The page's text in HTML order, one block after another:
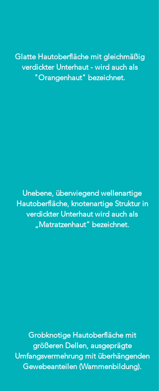
Glatte Hautoberfläche mit gleichmäßig
verdickter Unterhaut - wird auch als
"Orangenhaut" bezeichnet.
Unebene, überwiegend wellenartige
Hautoberfläche, knotenartige Struktur in
verdickter Unterhaut wird auch als
„Matratzenhaut“ bezeichnet.
Grobknotige Hautoberfläche mit
größeren Dellen, ausgeprägte
Umfangsvermehrung mit überhängenden
Gewebeanteilen (Wammenbildung).